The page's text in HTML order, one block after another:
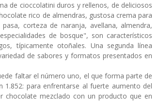
de cioccolatini duros y rellenos, de deliciosos
rico de almendras, gustosa crema para
corteza de naranja, avellana, almendra,
de bosque", son característicos
típicamente otoñales. Una segunda línea
de sabores y formatos presentados en
faltar el número uno, el que forma parte de
1.852: para enfrentarse al fuerte aumento del
chocolate mezclado con un producto que en